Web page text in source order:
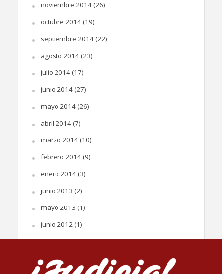
noviembre 2014(26)
octubre 2014(19)
septiembre 2014(22)
agosto 2014(23)
julio 2014(17)
junio 2014(27)
mayo 2014(26)
abril 2014(7)
marzo 2014(10)
febrero 2014(9)
enero 2014(3)
junio 2013 (2)
mayo 2013 (1)
junio 2012(1)